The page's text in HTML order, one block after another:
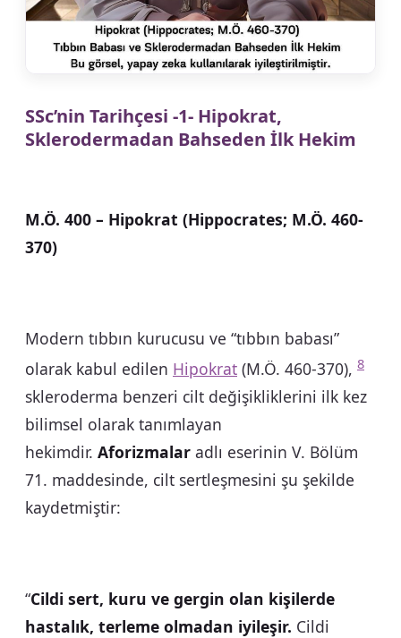
SSc’nin Tarihçesi -1- Hipokrat,
Sklerodermadan Bahseden İlk Hekim
M.Ö. 400 – Hipokrat (Hippocrates; M.Ö. 460-
370)
Modern tıbbın kurucusu ve “tıbbın babası”
olarak kabul edilen Hipokrat (M.Ö. 460-370), 8
skleroderma benzeri cilt değişikliklerini ilk kez
bilimsel olarak tanımlayan
hekimdir. Aforizmalar adlı eserinin V. Bölüm
71. maddesinde, cilt sertleşmesini şu şekilde
kaydetmiştir:
“Cildi sert, kuru ve gergin olan kişilerde
hastalık, terleme olmadan iyileşir. Cildi